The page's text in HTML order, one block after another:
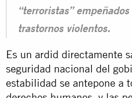
“terroristas”
trastornos violentos.
Es un ardid directamente
seguridad nacional del
estabilidad se antepone a